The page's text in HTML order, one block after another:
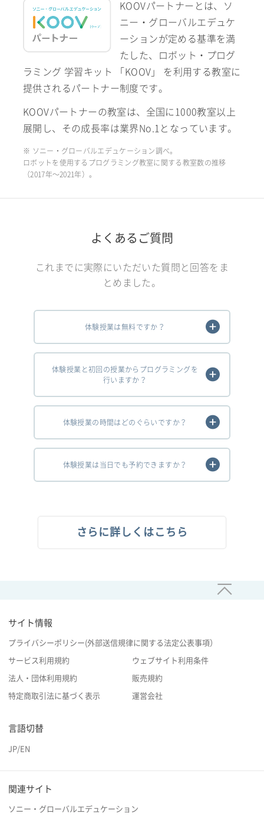
KOOVパートナーとは、ソ
ニー・グローバルエデュケ
ーションが定める基準を満
たした、ロボット・プログ
ラミング 学習キット 「KOOV」 を利用する教室に
提供されるパートナー制度です。
KOOVパートナーの教室は、全国に1000教室以上
展開し、その成長率は業界No.1となっています。
※ ソニー・グローバルエデュケーション調べ。
ロボットを使用するプログラミング教室に関する教室数の推移
（2017年〜2021年）。
よくあるご質問
これまでに実際にいただいた質問と回答をま
とめました。
体験授業は無料ですか？
体験授業と初回の授業からプログラミングを
行いますか？
体験授業の時間はどのぐらいですか？
体験授業は当日でも予約できますか？
さらに詳しくはこちら
サイト情報
プライバシーポリシー(外部送信規律に関する法定公表事項）
サービス利用規約 ウェブサイト利用条件
法人・団体利用規約 販売規約
特定商取引法に基づく表示 運営会社
言語切替
JP/EN
関連サイト
ソニー・グローバルエデュケーション